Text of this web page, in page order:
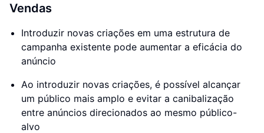
Vendas
Introduzir novas criações em uma estrutura de
campanha existente pode aumentar a eficácia do
anúncio
Ao introduzir novas criações, é possível alcançar
um público mais amplo e evitar a canibalização
entre anúncios direcionados ao mesmo público-
alvo